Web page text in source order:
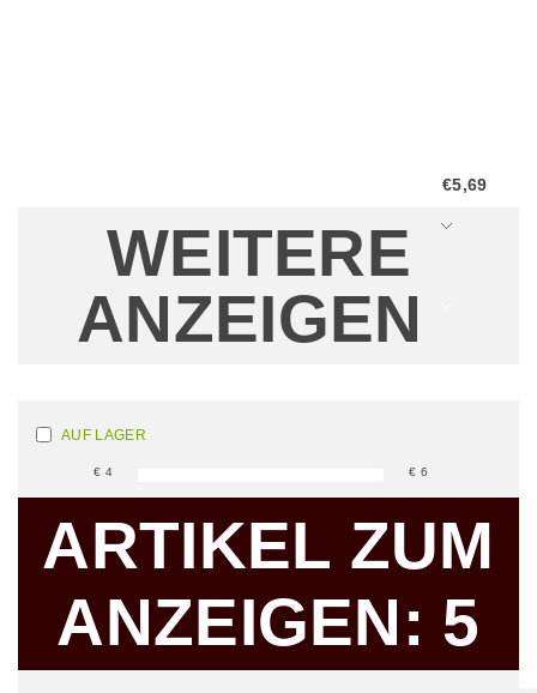
€5,69
WEITERE
ANZEIGEN
AUF LAGER
€4 € 6
ARTIKEL ZUM
ANZEIGEN: 5